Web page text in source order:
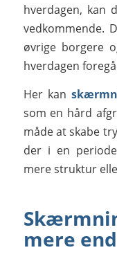
hverdagen, kan
vedkommende.
øvrige borgere
hverdagen
Her kan
som en hård
måde at skabe
der i en
mere struktur
mere